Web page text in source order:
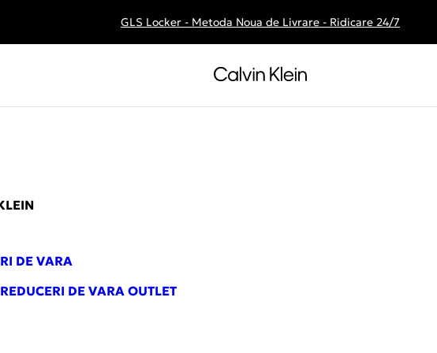
Livrare gratuita la comenzile de peste 250 RON
GLS Locker - Metoda Noua de Livrare - Ridicare 24/7
DE VARA
DE VARA OUTLET